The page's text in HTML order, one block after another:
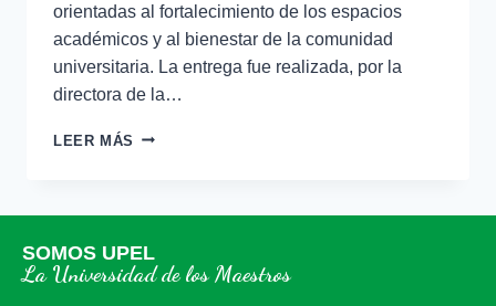
orientadas al fortalecimiento de los espacios
académicos y al bienestar de la comunidad
universitaria. La entrega fue realizada, por la
directora de la…
LEER MÁS
SOMOS UPEL
La Universidad de los Maestros